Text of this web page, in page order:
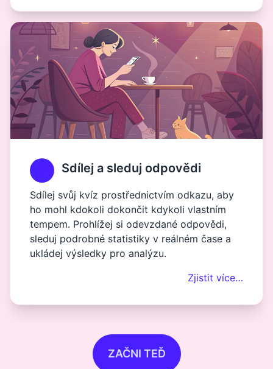
Sdílej a sleduj odpovědi
Sdílej svůj kvíz prostřednictvím odkazu, aby
ho mohl kdokoli dokončit kdykoli vlastním
tempem. Prohlížej si odevzdané odpovědi,
sleduj podrobné statistiky v reálném čase a
ukládej výsledky pro analýzu.
Zjistit více…
ZAČNI TEĎ